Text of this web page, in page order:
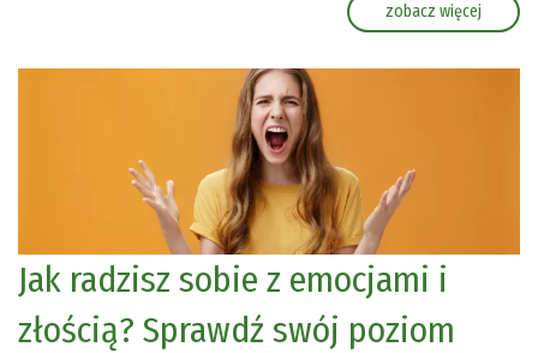
zobacz więcej
Jak radzisz sobie z emocjami i
złością? Sprawdź swój poziom